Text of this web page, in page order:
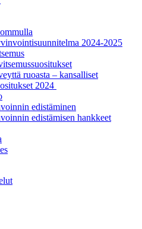
2024-2025
ruoasta – kansalliset
2024
edistäminen
edistämisen hankkeet